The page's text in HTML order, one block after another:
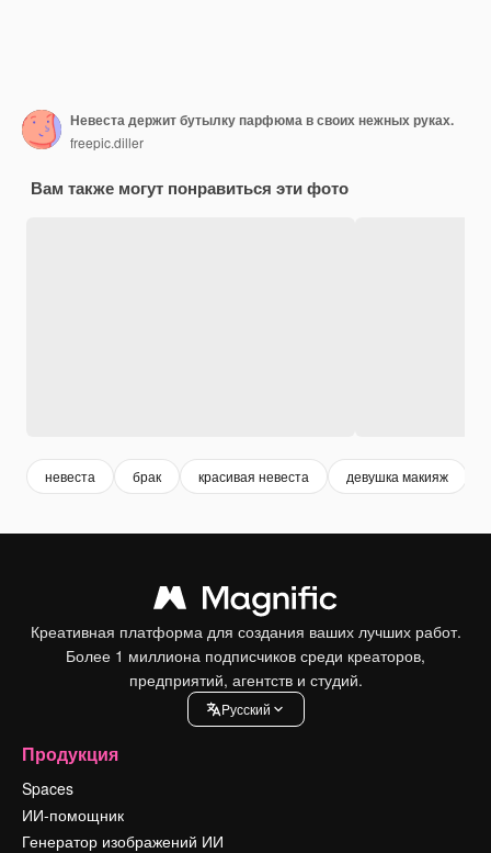
Невеста держит бутылку парфюма в своих нежных руках.
freepic.diller
Вам также могут понравиться эти фото
невеста брак красивая невеста девушка макияж
Креативная платформа для создания ваших лучших работ.
Более 1 миллиона подписчиков среди креаторов,
предприятий, агентств и студий.
Pусский
Продукция
Spaces
ИИ-помощник
Генератор изображений ИИ